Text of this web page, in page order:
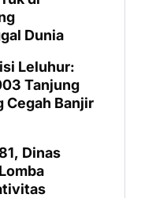
Dunia
Leluhur:
Tanjung
Cegah Banjir
Dinas